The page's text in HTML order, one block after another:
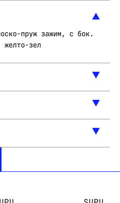
пруж зажим, с бок.
зел